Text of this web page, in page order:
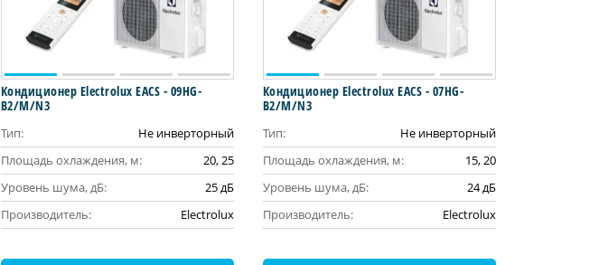
Кондиционер Electrolux EACS - 09HG-
B2/M/N3
Тип:
Не инверторный
Площадь охлаждения, м:
20, 25
Уровень шума, дБ:
25 дБ
Производитель:
Electrolux
Кондиционер Electrolux EACS - 07HG-
B2/M/N3
Тип:
Не инверторный
Площадь охлаждения, м:
15, 20
Уровень шума, дБ:
24 дБ
Производитель:
Electrolux